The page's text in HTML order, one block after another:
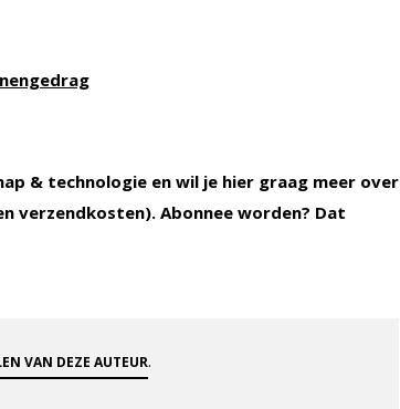
& technologie en wil je hier graag meer over
verzendkosten). Abonnee worden? Dat
VAN DEZE AUTEUR.